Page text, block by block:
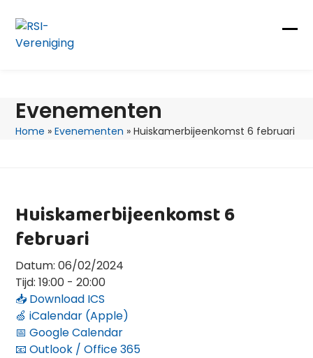
content
Evenementen
Home »Evenementen »Huiskamerbijeenkomst 6 februari
Huiskamerbijeenkomst 6
februari
Datum: 06/02/2024
Tijd: 19:00 - 20:00
📥 Download ICS
🍏 iCalendar (Apple)
📅 Google Calendar
📧 Outlook / Office 365